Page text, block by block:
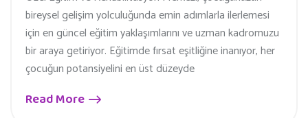
bireysel gelişim yolculuğunda emin adımlarla ilerlemesi
için en güncel eğitim yaklaşımlarını ve uzman kadromuzu
bir araya getiriyor. Eğitimde fırsat eşitliğine inanıyor, her
çocuğun potansiyelini en üst düzeyde
Read More